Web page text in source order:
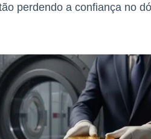
perdendo a confiança no